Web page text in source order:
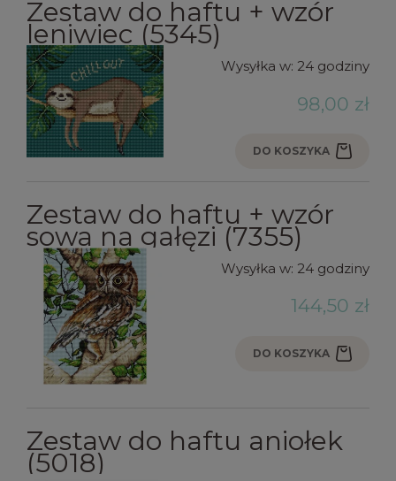
Zestaw do haftu + wzór
leniwiec (5345)
Wysyłka w: 24 godziny
98,00 zł
DO KOSZYKA
Zestaw do haftu + wzór
sowa na gałęzi (7355)
Wysyłka w: 24 godziny
144,50 zł
DO KOSZYKA
Zestaw do haftu aniołek
(5018)